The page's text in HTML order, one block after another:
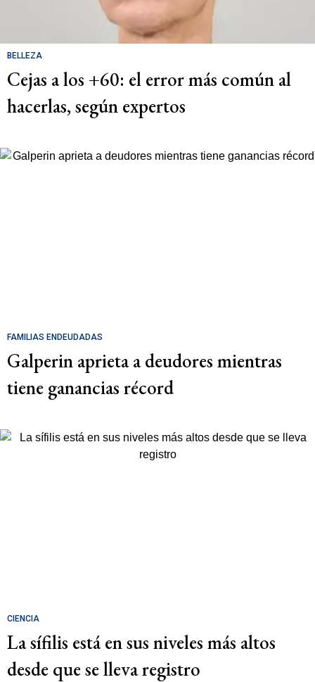
BELLEZA
Cejas a los +60: el error más común al
hacerlas, según expertos
FAMILIAS ENDEUDADAS
Galperin aprieta a deudores mientras
tiene ganancias récord
CIENCIA
La sífilis está en sus niveles más altos
desde que se lleva registro